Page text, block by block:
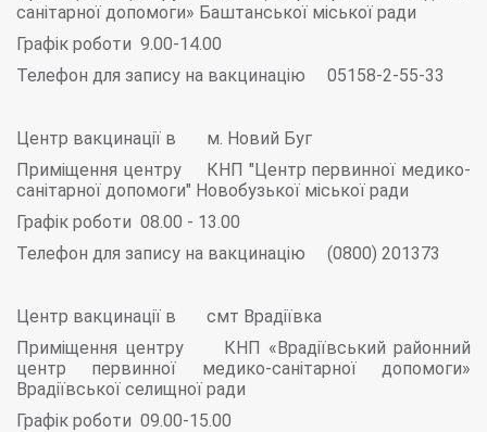
санітарної допомоги» Баштанської міської ради
Графік роботи 9.00-14.00
Телефон для запису на вакцинацію 05158-2-55-33
Центр вакцинації в м. Новий Буг
Приміщення центру КНП "Центр первинної медико-
санітарної допомоги" Новобузької міської ради
Графік роботи 08.00 - 13.00
Телефон для запису на вакцинацію (0800) 201373
Центр вакцинації в смт Врадіївка
Приміщення центру КНП «Врадіївський районний
центр первинної медико-санітарної допомоги»
Врадіївської селищної ради
Графік роботи 09.00-15.00